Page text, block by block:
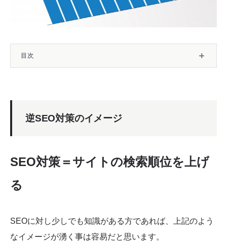
目次
逆SEO対策が必要な時とは？
逆SEO対策のイメージ
SEO対策＝サイトの検索順位を上げ
る
SEOに対し少しでも知識がある方であれば、上記のよう
なイメージが湧く事は容易だと思います。